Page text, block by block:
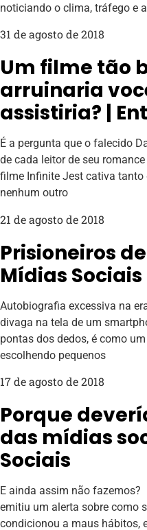
noticiando o clima, tráfego e
31 de agosto de 2018
Um filme tão
arruinaria
assistiria? |
É a pergunta que o falecido
de cada leitor de seu
filme Infinite Jest cativa tanto
nenhum outro
21 de agosto de 2018
Prisioneiros
Mídias Sociais
Autobiografia excessiva na
divaga na tela de um
pontas dos dedos, é como
escolhendo pequenos
17 de agosto de 2018
Porque
das mídias
Sociais
E ainda assim não
emitiu um alerta sobre como
condicionou a maus hábitos,